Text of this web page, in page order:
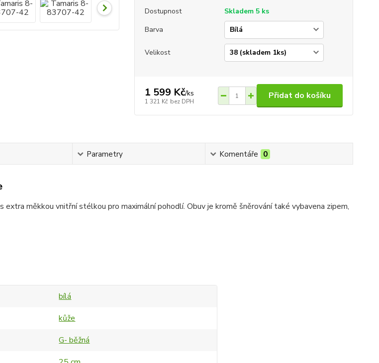
Dostupnost
Skladem 5 ks
Barva
Velikost
1 599 Kč/ks
1 321 Kč bez DPH
Přidat do košíku
Parametry Komentáře 0
extra měkkou vnitřní stélkou pro maximální pohodlí. Obuv je kromě šněrování také vybavena zipem,
bílá
kůže
G- běžná